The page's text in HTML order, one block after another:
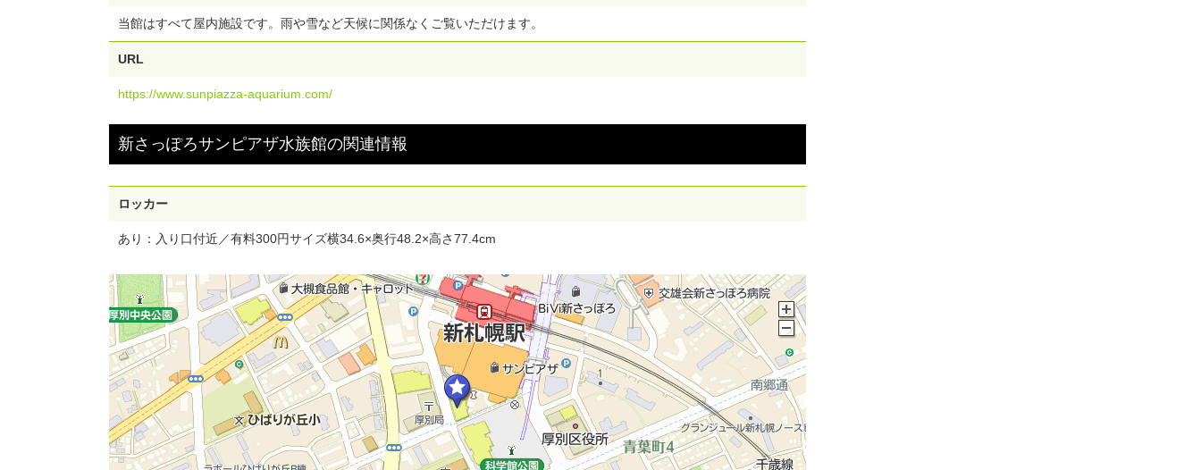
当館はすべて屋内施設です。雨や雪など天候に関係なくご覧いただけます。
URL
https://www.sunpiazza-aquarium.com/
新さっぽろサンピアザ水族館の関連情報
ロッカー
あり：入り口付近／有料300円サイズ横34.6×奥行48.2×高さ77.4cm